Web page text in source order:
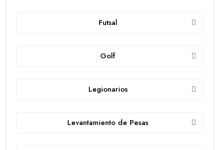
Futsal
Golf
Legionarios
Levantamiento de Pesas